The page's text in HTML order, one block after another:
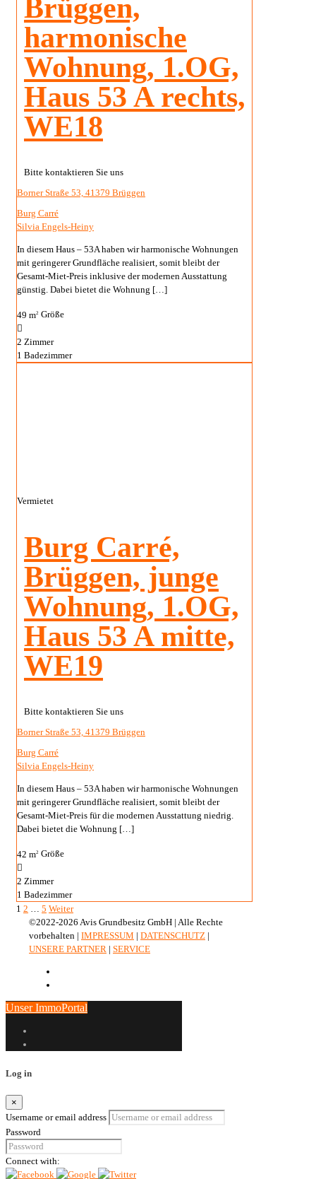
Brüggen,
harmonische
Wohnung, 1.OG,
Haus 53 A rechts,
WE18
Bitte kontaktieren Sie uns
Borner Straße 53, 41379 Brüggen
Burg Carré
Silvia Engels-Heiny
In diesem Haus – 53A haben wir harmonische Wohnungen
mit geringerer Grundfläche realisiert, somit bleibt der
Gesamt-Miet-Preis inklusive der modernen Ausstattung
günstig. Dabei bietet die Wohnung […]
49 m2 Größe
2 Zimmer
1 Badezimmer
Vermietet
Burg Carré,
Brüggen, junge
Wohnung, 1.OG,
Haus 53 A mitte,
WE19
Bitte kontaktieren Sie uns
Borner Straße 53, 41379 Brüggen
Burg Carré
Silvia Engels-Heiny
In diesem Haus – 53A haben wir harmonische Wohnungen
mit geringerer Grundfläche realisiert, somit bleibt der
Gesamt-Miet-Preis für die modernen Ausstattung niedrig.
Dabei bietet die Wohnung […]
42 m2 Größe
2 Zimmer
1 Badezimmer
1 2 5 Weiter
©2022-2026 Avis Grundbesitz GmbH | Alle Rechte
vorbehalten | IMPRESSUM | DATENSCHUTZ |
UNSERE PARTNER | SERVICE
Unser ImmoPortal
Log in
×
Username or email address
Password
Connect with: